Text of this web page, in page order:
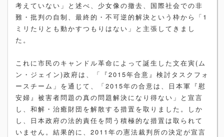
考えていない」と述べ、少女像の撤去、国際社会での非
難・批判の自制、最終的・不可逆的解決という枠から「1
ミリたりとも動かすつもりはない」と主張してきまし
た。
これに市民のキャンドル革命によって誕生した文在寅(ム
ン・ジェイン)政府は、「『2015年合意』検討タスクフォ
ースチーム」を通じて、「2015年の合意は、日本軍『慰
安婦』被害者問題の真の問題解決になり得ない」と宣言
し、和解・治癒財団を解散する措置を取りました。しか
し、日本政府の法的責任を問う積極的な措置は取られて
いません。結果的に、2011年の憲法裁判所の決定が宣言